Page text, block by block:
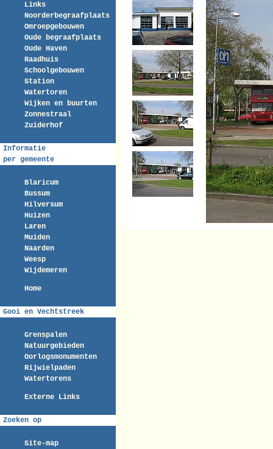
Links
Noorderbegraafplaats
Omroepgebouwen
Oude begraafplaats
Oude Haven
Raadhuis
Schoolgebouwen
Station
Watertoren
Wijken en buurten
Zonnestraal
Zuiderhof
Informatie
per gemeente
Blaricum
Bussum
Hilversum
Huizen
Laren
Muiden
Naarden
Weesp
Wijdemeren
Home
Gooi en Vechtstreek
Grenspalen
Natuurgebieden
Oorlogsmonumenten
Rijwielpaden
Watertorens
Externe Links
Zoeken op
Site-map